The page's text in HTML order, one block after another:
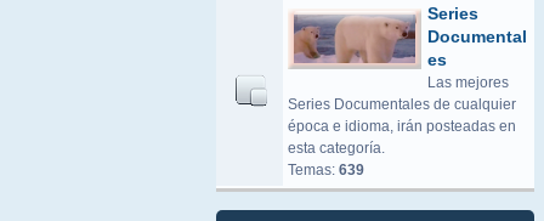
Series
Documental
es
Las mejores
Series Documentales de cualquier
época e idioma, irán posteadas en
esta categoría.
Temas: 639